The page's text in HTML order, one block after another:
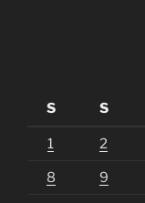
S
S
1 2
8 9